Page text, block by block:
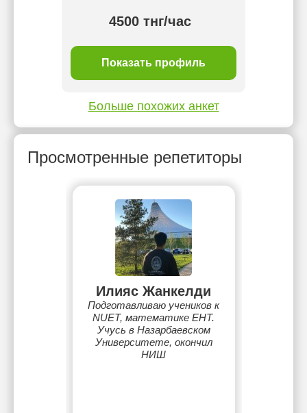
4500 тнг/час
Показать профиль
Больше похожих анкет
Просмотренные репетиторы
Илияс Жанкелди
Подготавливаю учеников к
NUET, математике ЕНТ.
Учусь в Назарбаевском
Университете, окончил
НИШ